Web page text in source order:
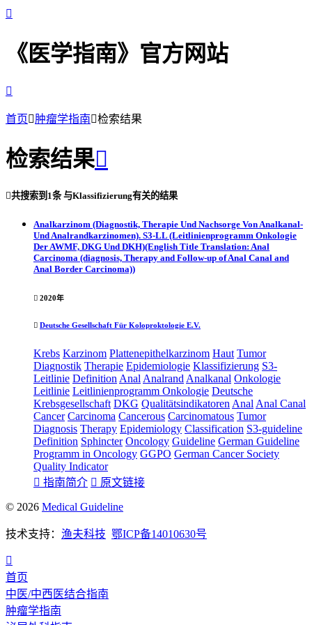

《医学指南》官方网站

首页肿瘤学指南检索结果
检索结果
共搜索到 1条与Klassifizierung有关的结果
Analkarzinom (Diagnostik, Therapie Und Nachsorge Von Analkanal-
Und Analrandkarzinomen). S3-LL (Leitlinienprogramm Onkologie
Der AWMF, DKG Und DKH)(English Title Translation: Anal
Carcinoma (diagnosis, Therapy and Follow-up of Anal Canal and
Anal Border Carcinoma))
 2020年
 Deutsche Gesellschaft Für Koloproktologie E.V.
Krebs Karzinom Plattenepithelkarzinom Haut Tumor
Diagnostik Therapie Epidemiologie Klassifizierung S3-
Leitlinie Definition Anal Analrand Analkanal Onkologie
Leitlinie Leitlinienprogramm Onkologie Deutsche
Krebsgesellschaft DKG Qualitätsindikatoren Anal Anal Canal
Cancer Carcinoma Cancerous Carcinomatous Tumor
Diagnosis Therapy Epidemiology Classification S3-guideline
Definition Sphincter Oncology Guideline German Guideline
Programm in Oncology GGPO German Cancer Society
Quality Indicator
 指南简介  原文链接
© 2026 Medical Guideline
技术支持： 渔夫科技 鄂ICP备14010630号

首页
中医/中西医结合指南
肿瘤学指南